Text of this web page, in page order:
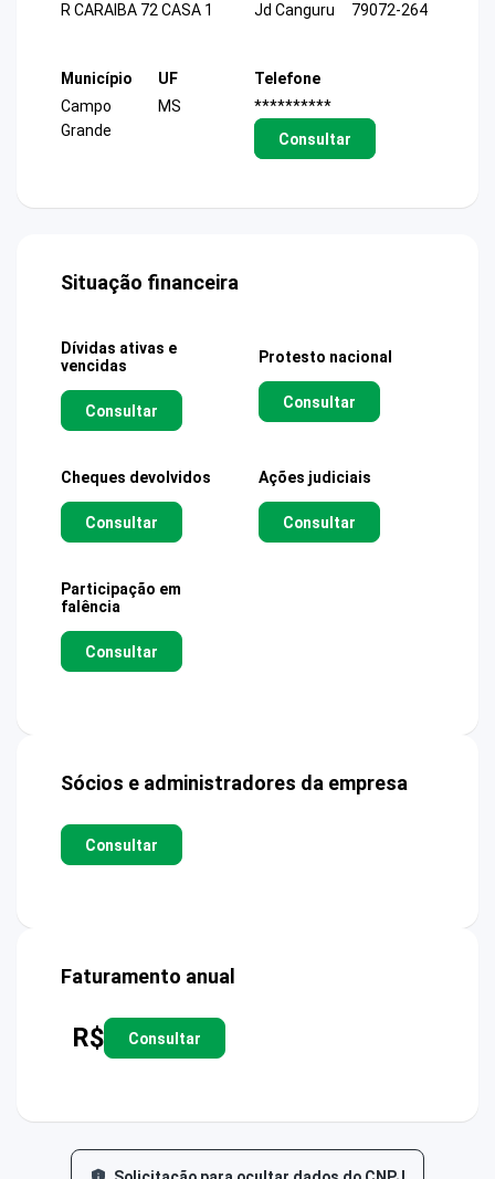
R CARAIBA 72 CASA 1
Jd Canguru
79072-264
Município
Campo
Grande
UF
MS
Telefone
**********
Consultar
Situação financeira
Dívidas ativas e
vencidas
Consultar
Protesto nacional
Consultar
Cheques devolvidos
Consultar
Ações judiciais
Consultar
Participação em
falência
Consultar
Sócios e administradores da empresa
Consultar
Faturamento anual
R$ Consultar